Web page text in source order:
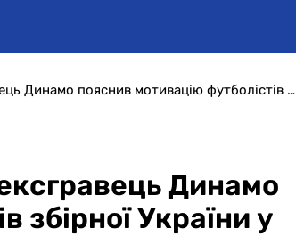
«Всі хочуть туди потрапити»: ексгравець Динамо пояснив мотивацію футболістів збірної України у грі з Польщею
Динамо
збірної України у